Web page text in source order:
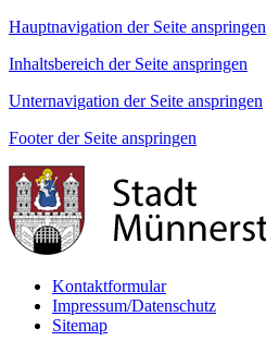
Hauptnavigation der Seite anspringen
Inhaltsbereich der Seite anspringen
Unternavigation der Seite anspringen
Footer der Seite anspringen
Kontaktformular
Impressum/Datenschutz
Sitemap